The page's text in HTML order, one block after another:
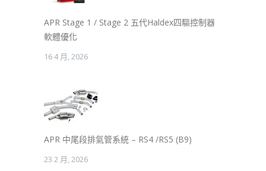
APR Stage 1 / Stage 2 五代Haldex四驅控制器
軟體優化
16 4 月, 2026
APR 中尾段排氣管系統 – RS4 /RS5 (B9)
23 2 月, 2026